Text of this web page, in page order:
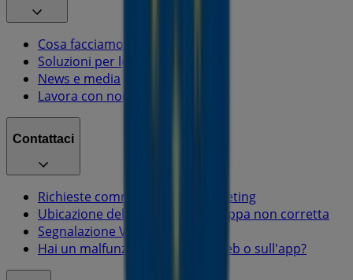
Cosa facciamo
Soluzioni per le aziende
News e media
Lavora con noi
Contattaci
Richieste commerciali e di marketing
Ubicazione del negozio nella mappa non corretta
Segnalazione Volantino
Hai un malfunzionamento sul web o sull'app?